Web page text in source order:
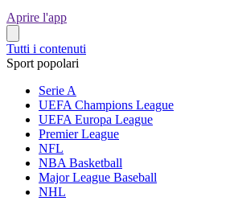
Aprire l'app
Tutti i contenuti
Sport popolari
Serie A
UEFA Champions League
UEFA Europa League
Premier League
NFL
NBA Basketball
Major League Baseball
NHL